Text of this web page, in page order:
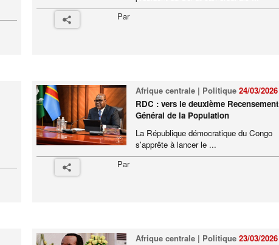
Par
Afrique centrale | Politique 24/03/2026
RDC : vers le deuxième Recensement
Général de la Population
La République démocratique du Congo
s'apprête à lancer le ...
Par
Afrique centrale | Politique 23/03/2026